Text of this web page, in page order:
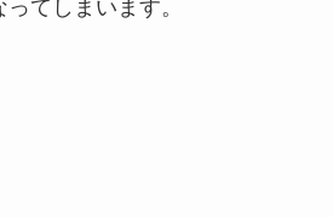
てしまいます。